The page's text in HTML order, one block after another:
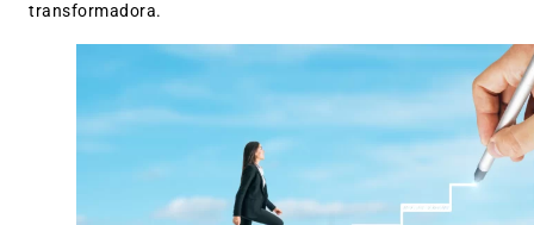
transformadora.